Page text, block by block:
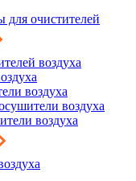
для очистителей
воздуха
воздуха
воздуха
воздуха